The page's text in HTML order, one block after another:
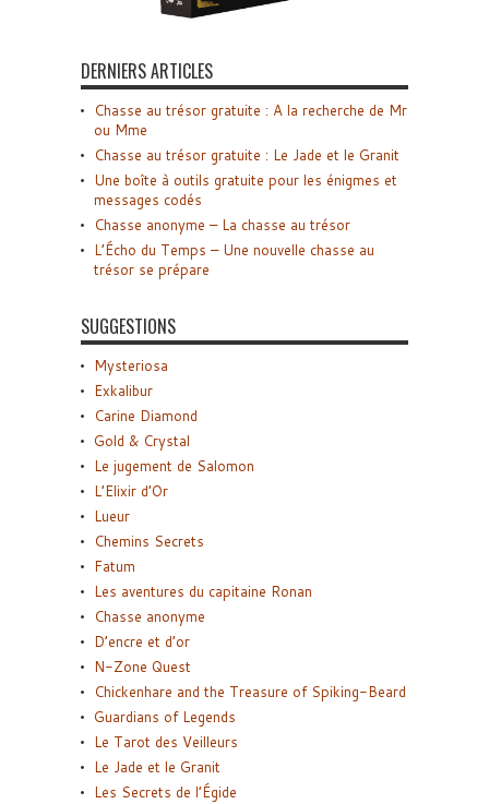
DERNIERS ARTICLES
Chasse au trésor gratuite : A la recherche de Mr
ou Mme
Chasse au trésor gratuite : Le Jade et le Granit
Une boîte à outils gratuite pour les énigmes et
messages codés
Chasse anonyme – La chasse au trésor
L’Écho du Temps – Une nouvelle chasse au
trésor se prépare
SUGGESTIONS
Mysteriosa
Exkalibur
Carine Diamond
Gold & Crystal
Le jugement de Salomon
L’Elixir d’Or
Lueur
Chemins Secrets
Fatum
Les aventures du capitaine Ronan
Chasse anonyme
D’encre et d’or
N-Zone Quest
Chickenhare and the Treasure of Spiking-Beard
Guardians of Legends
Le Tarot des Veilleurs
Le Jade et le Granit
Les Secrets de l’Égide